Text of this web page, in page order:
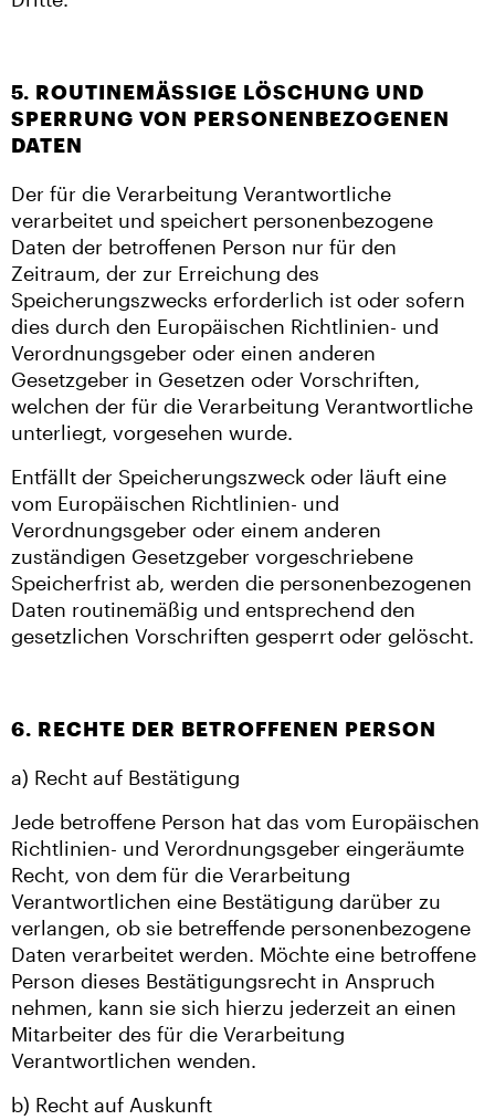
5. ROUTINEMÄSSIGE LÖSCHUNG UND S
PERRUNG VON PERSONENBEZOGENEN D
ATEN
Der für die Verarbeitung Verantwortliche
verarbeitet und speichert personenbezogene
Daten der betroffenen Person nur für den
Zeitraum, der zur Erreichung des
Speicherungszwecks erforderlich ist oder sofern
dies durch den Europäischen Richtlinien- und
Verordnungsgeber oder einen anderen
Gesetzgeber in Gesetzen oder Vorschriften,
welchen der für die Verarbeitung Verantwortliche
unterliegt, vorgesehen wurde.
Entfällt der Speicherungszweck oder läuft eine
vom Europäischen Richtlinien- und
Verordnungsgeber oder einem anderen
zuständigen Gesetzgeber vorgeschriebene
Speicherfrist ab, werden die personenbezogenen
Daten routinemäßig und entsprechend den
gesetzlichen Vorschriften gesperrt oder gelöscht.
6. RECHTE DER BETROFFENEN PERSON
a) Recht auf Bestätigung
Jede betroffene Person hat das vom Europäischen
Richtlinien- und Verordnungsgeber eingeräumte
Recht, von dem für die Verarbeitung
Verantwortlichen eine Bestätigung darüber zu
verlangen, ob sie betreffende personenbezogene
Daten verarbeitet werden. Möchte eine betroffene
Person dieses Bestätigungsrecht in Anspruch
nehmen, kann sie sich hierzu jederzeit an einen
Mitarbeiter des für die Verarbeitung
Verantwortlichen wenden.
b) Recht auf Auskunft